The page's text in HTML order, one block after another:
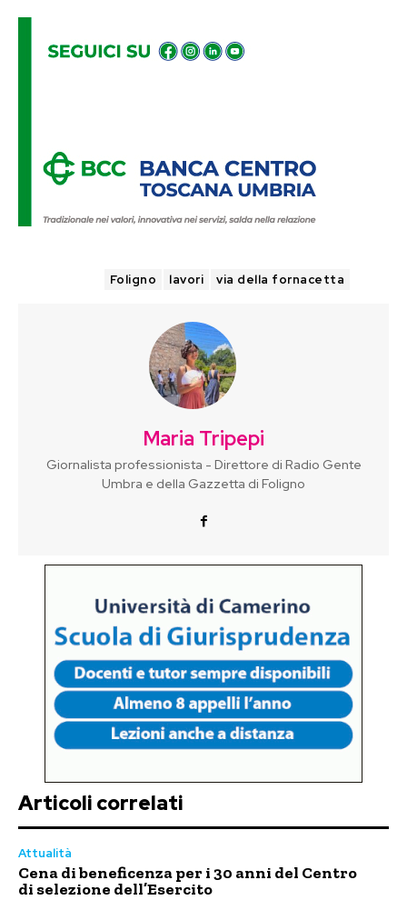
Foligno lavori via della fornacetta
Maria Tripepi
Giornalista professionista - Direttore di Radio Gente
Umbra e della Gazzetta di Foligno
Articoli correlati
Attualità
Cena di beneficenza per i 30 anni del Centro
di selezione dell’Esercito